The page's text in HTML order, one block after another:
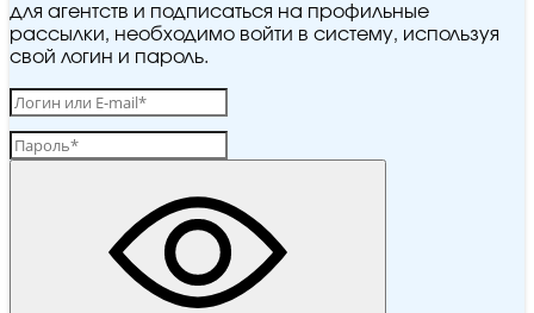
для агентств и подписаться на профильные
рассылки, необходимо войти в систему, используя
свой логин и пароль.